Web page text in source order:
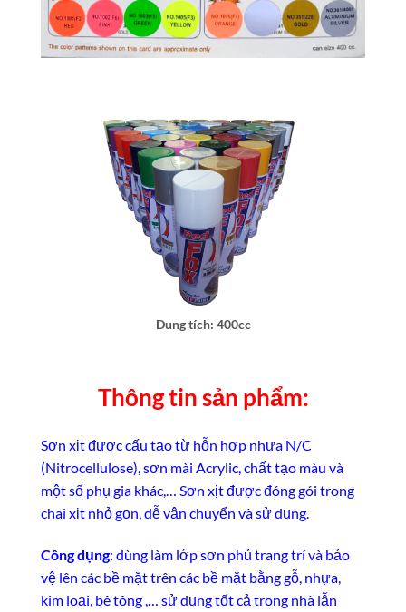
Dung tích: 400cc
Thông tin sản phẩm:
Sơn xịt được cấu tạo từ hỗn hợp nhựa N/C
(Nitrocellulose), sơn mài Acrylic, chất tạo màu và
một số phụ gia khác,… Sơn xịt được đóng gói trong
chai xịt nhỏ gọn, dễ vận chuyển và sử dụng.
Công dụng: dùng làm lớp sơn phủ trang trí và bảo
vệ lên các bề mặt trên các bề mặt bằng gỗ, nhựa,
kim loại, bê tông ,… sử dụng tốt cả trong nhà lẫn